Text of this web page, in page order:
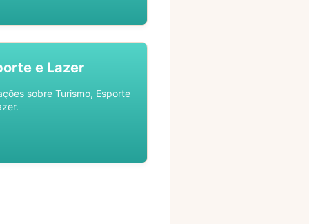
e Lazer
sobre Turismo, Esporte